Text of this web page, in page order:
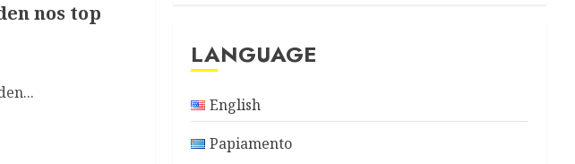
nos top
LANGUAGE
English
Papiamento